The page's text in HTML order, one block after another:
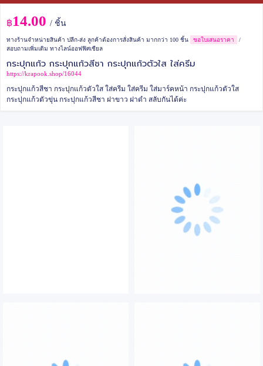
฿14.00 / ชิ้น
ทางร้านจำหน่ายสินค้า ปลีก-ส่ง ลูกค้าต้องการสั่งสินค้า มากกว่า 100 ชิ้น ขอใบเสนอราคา
/
สอบถามเพิ่มเติม ทางไลน์ออฟฟิศเชียล
กระปุกแก้ว กระปุกแก้วสีชา กระปุกแก้วตัวใส ใส่ครีม
https://krapook.shop/16044
กระปุกแก้วสีชา กระปุกแก้วตัวใส ใส่ครีม ใส่ครีม ใส่มาร์คหน้า กระปุกแก้วตัวใส
กระปุกแก้วตัวขุ่น กระปุกแก้วสีชา ฝาขาว ฝาดำ สลับกันได้ค่ะ